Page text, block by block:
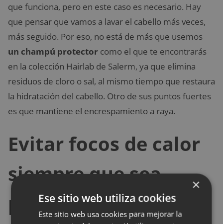
que funciona, pero en este caso es necesario. Hay
que pensar que vamos a lavar el cabello más veces,
más seguido. Por eso, no está de más que usemos
un champú protector como el que te encontrarás
en la colección Hairlab de Salerm, ya que elimina
residuos de cloro o sal, al mismo tiempo que restaura
la hidratación del cabello. Otro de sus puntos fuertes
es que mantiene el encrespamiento a raya.
Evitar focos de calor
siempre que sea
posible
×
Ese sitio web utiliza cookies
Este sitio web usa cookies para mejorar la